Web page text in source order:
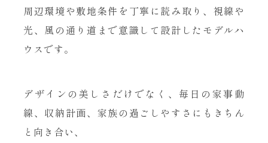
周辺環境や敷地条件を丁寧に読み取り、視線や
光、風の通り道まで意識して設計したモデルハ
ウスです。
デザインの美しさだけでなく、毎日の家事動
線、収納計画、家族の過ごしやすさにもきちん
と向き合い、